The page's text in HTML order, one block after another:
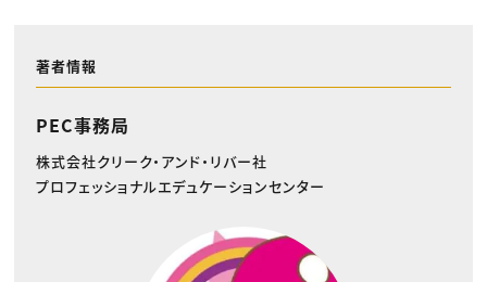
著者情報
PEC事務局
株式会社クリーク・アンド・リバー社
プロフェッショナルエデュケーションセンター